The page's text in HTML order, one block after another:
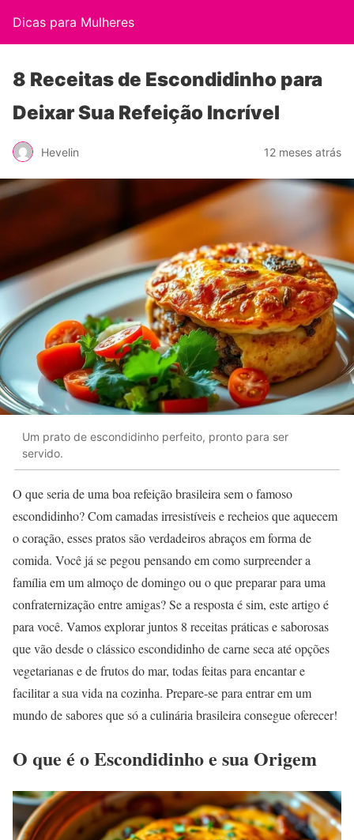
Dicas para Mulheres
8 Receitas de Escondidinho para
Deixar Sua Refeição Incrível
Hevelin 12 meses atrás
Um prato de escondidinho perfeito, pronto para ser
servido.
O que seria de uma boa refeição brasileira sem o famoso
escondidinho? Com camadas irresistíveis e recheios que aquecem
o coração, esses pratos são verdadeiros abraços em forma de
comida. Você já se pegou pensando em como surpreender a
família em um almoço de domingo ou o que preparar para uma
confraternização entre amigas? Se a resposta é sim, este artigo é
para você. Vamos explorar juntos 8 receitas práticas e saborosas
que vão desde o clássico escondidinho de carne seca até opções
vegetarianas e de frutos do mar, todas feitas para encantar e
facilitar a sua vida na cozinha. Prepare-se para entrar em um
mundo de sabores que só a culinária brasileira consegue oferecer!
O que é o Escondidinho e sua Origem